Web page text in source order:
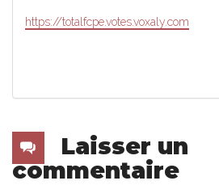
https://totalfcpe.votes.voxaly.com
Laisser un
commentaire